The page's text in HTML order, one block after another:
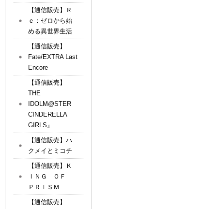
【通信販売】Ｒ
ｅ：ゼロから始
める異世界生活
【通信販売】
Fate/EXTRA Last
Encore
【通信販売】
THE
IDOLM@STER
CINDERELLA
GIRLS』
【通信販売】ハ
クメイとミコチ
【通信販売】Ｋ
ＩＮＧ ＯＦ
ＰＲＩＳＭ
【通信販売】